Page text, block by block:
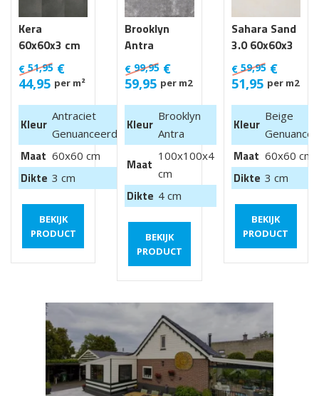
Kera
60x60x3 cm
Luik
€ 51,95 €
44,95 per m²
Kleur
Antraciet
Genuanceerd
Maat 60x60 cm
Dikte 3 cm
BEKIJK
PRODUCT
Brooklyn
Antra
100x100x4
cm van €
99,95 m2
€ 99,95 €
59,95 per m2
Kleur
Brooklyn
Antra
Maat
100x100x4
cm
Dikte 4 cm
BEKIJK
PRODUCT
Sahara Sand
3.0 60x60x3
cm
€59,95 €
51,95 per m2
Kleur
Beige
Maat 60x60 cm
Dikte 3 cm
BEKIJK
PRODUCT